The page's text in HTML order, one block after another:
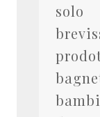
solo